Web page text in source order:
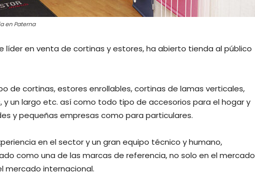
en Paterna
líder en venta de cortinas y estores, ha abierto tienda al público
de cortinas, estores enrollables, cortinas de lamas verticales,
y un largo etc. así como todo tipo de accesorios para el hogar y
y pequeñas empresas como para particulares.
en el sector y un gran equipo técnico y humano,
como una de las marcas de referencia, no solo en el mercado
mercado internacional.